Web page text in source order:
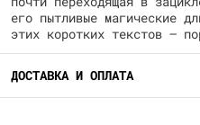
его пытливые магические
этих коротких текстов –
ДОСТАВКА И ОПЛАТА